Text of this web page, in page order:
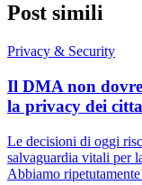
Post simili
Privacy & Security
Il DMA non
la privacy dei
Le decisioni di oggi
salvaguardia vitali per
Abbiamo